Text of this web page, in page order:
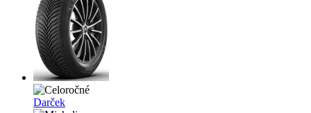
Darček